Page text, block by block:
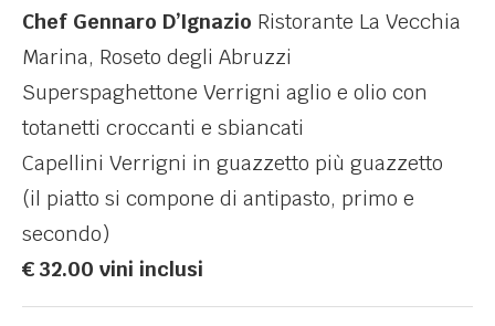
Chef Gennaro D’Ignazio Ristorante La Vecchia
Marina, Roseto degli Abruzzi
Superspaghettone Verrigni aglio e olio con
totanetti croccanti e sbiancati
Capellini Verrigni in guazzetto più guazzetto
(il piatto si compone di antipasto, primo e
secondo)
€ 32.00 vini inclusi